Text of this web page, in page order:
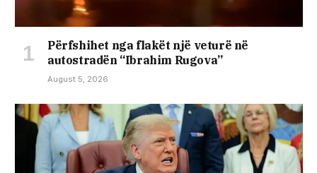
Përfshihet nga flakët një veturë në
autostradën “Ibrahim Rugova”
August 5, 2026